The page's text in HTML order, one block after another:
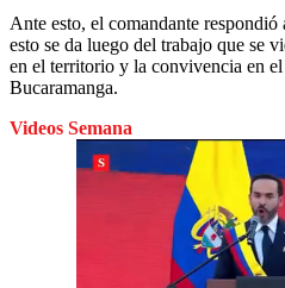
Ante esto, el comandante
esto se da luego del trabajo que se
en el territorio y la convivencia en
Bucaramanga.
Videos Semana